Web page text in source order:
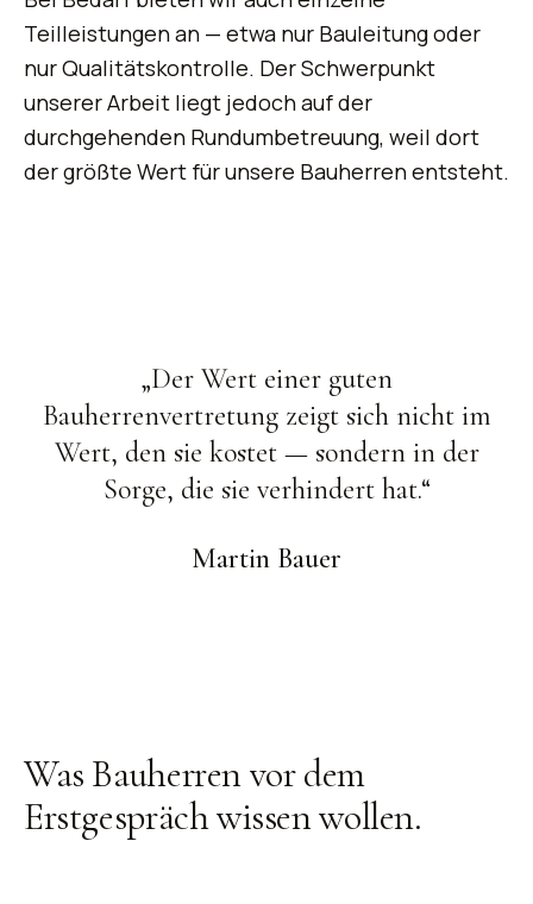
Teilleistungen an — etwa nur Bauleitung oder
nur Qualitätskontrolle. Der Schwerpunkt
unserer Arbeit liegt jedoch auf der
durchgehenden Rundumbetreuung, weil dort
der größte Wert für unsere Bauherren entsteht.
Der Wert einer guten
Bauherrenvertretung zeigt sich nicht im
Wert, den sie kostet — sondern in der
Sorge, die sie verhindert hat.
Martin Bauer
Was Bauherrenvor dem
Erstgespräch wissen wollen.